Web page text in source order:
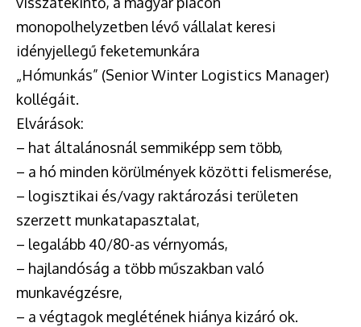
monopolhelyzetben lévő vállalat keresi
idényjellegű feketemunkára
„Hómunkás” (Senior Winter Logistics Manager)
kollégáit.
Elvárások:
– hat általánosnál semmiképp sem több,
– a hó minden körülmények közötti felismerése,
– logisztikai és/vagy raktározási területen
szerzett munkatapasztalat,
– legalább 40/80-as vérnyomás,
– hajlandóság a több műszakban való
munkavégzésre,
– a végtagok meglétének hiánya kizáró ok.